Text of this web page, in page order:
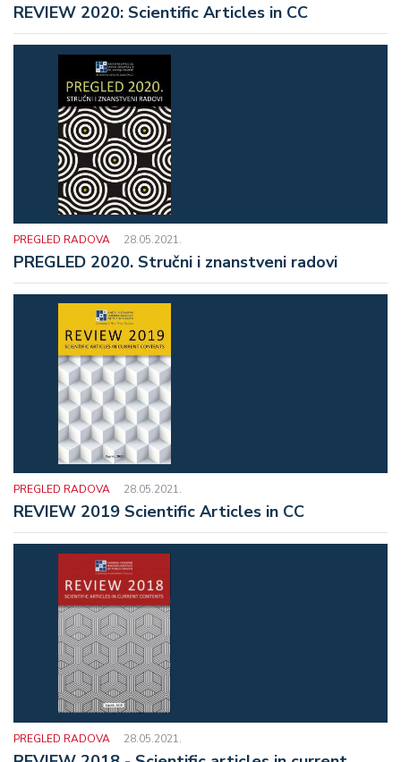
REVIEW 2020: Scientific Articles in CC
PREGLED RADOVA 28.05.2021.
PREGLED 2020. Stručni i znanstveni radovi
PREGLED RADOVA 28.05.2021.
REVIEW 2019 Scientific Articles in CC
PREGLED RADOVA 28.05.2021.